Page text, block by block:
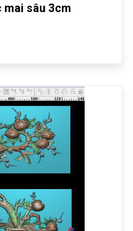
sâu 3cm